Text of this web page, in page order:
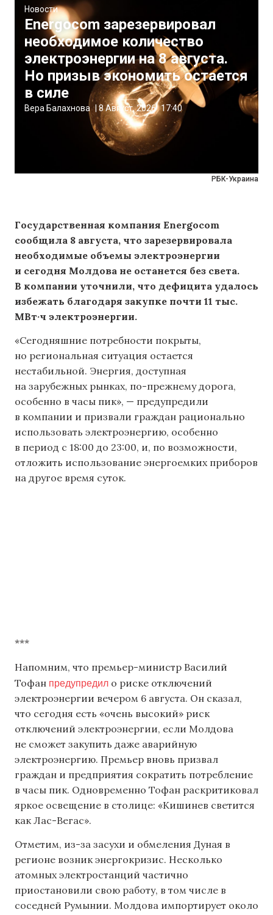
РБК-Украина
Новости
Energocom зарезервировал
необходимое количество
электроэнергии на 8 августа.
Но призыв экономить остается
в силе
Вера Балахнова |8 Август, 2026 17:40
Государственная компания Energocom
сообщила 8 августа, что зарезервировала
необходимые объемы электроэнергии
и сегодня Молдова не останется без света.
В компании уточнили, что дефицита удалось
избежать благодаря закупке почти 11 тыс.
МВт·ч электроэнергии.
«Сегодняшние потребности покрыты,
но региональная ситуация остается
нестабильной. Энергия, доступная
на зарубежных рынках, по-прежнему дорога,
особенно в часы пик», — предупредили
в компании и призвали граждан рационально
использовать электроэнергию, особенно
в период с 18:00 до 23:00, и, по возможности,
отложить использование энергоемких приборов
на другое время суток.
***
Напомним, что премьер-министр Василий
Тофан предупредил о риске отключений
электроэнергии вечером 6 августа. Он сказал,
что сегодня есть «очень высокий» риск
отключений электроэнергии, если Молдова
не сможет закупить даже аварийную
электроэнергию. Премьер вновь призвал
граждан и предприятия сократить потребление
в часы пик. Одновременно Тофан раскритиковал
яркое освещение в столице: «Кишинев светится
как Лас-Вегас».
Отметим, из-за засухи и обмеления Дуная в
регионе возник энергокризис. Несколько
атомных электростанций частично
приостановили свою работу, в том числе в
соседней Румынии. Молдова импортирует около